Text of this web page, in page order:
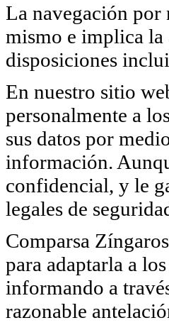
La navegación por
mismo e implica la
disposiciones
En nuestro sitio
personalmente a
sus datos por
información.
confidencial, y le
legales de
Comparsa
para adaptarla a
informando a
razonable